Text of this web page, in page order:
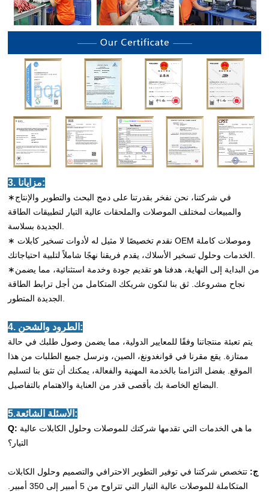
3. مزايانا:
∗في شركتنا، نحن نفخر بقدرتنا على دمج البحث والتطوير والإنتاج
والمبيعات لمختلف الموصلات والملحقات عالية التيار لتطبيقات الطاقة
الجديدة بسلاسة.
∗ نقدم تخصيصًا لا مثيل له لأدوات تسخير كابلات OEM وموصلات كاملة
الخدمات وحلول تسخير الأسلاك، يقدم فريقنا نهجًا شاملاً لتلبية احتياجاتك.
∗من البداية إلى النهاية، هدفنا هو تقديم جودة وخدمة استثنائية، مما يضمن
نجاح مشروعك. ثق بنا لنكون شريكك المتكامل من أجل ترابط الطاقة
الجديدة المتطور.
4. الطرود والشحن:
يتم تعبئة منتجاتنا وفقًا للمعايير الدولية، مما يضمن وصول طلبك في حالة
ممتازة. يقع مقرنا في قوانغدونغ، الصين، ونرسل جميع الطلبات من هذا
الموقع. بفضل التزامنا بالخدمة المهنية والفعالة، يمكنك أن تثق بنا لتسليم
البضائع الخاصة بك بأقصى قدر من العناية والاهتمام بالتفاصيل.
5.الأسئلة الشائعة:
Q:
التيار؟
ج: تتخصص شركتنا في توفير التطوير الاحترافي والتصميم وحلول الكابلات
المتكاملة للموصلات عالية التيار التي تتراوح من 5 أمبير إلى 350 أمبير.